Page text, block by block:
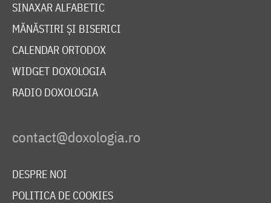
SINAXAR ALFABETIC
MĂNĂSTIRI ȘI BISERICI
CALENDAR ORTODOX
WIDGET DOXOLOGIA
RADIO DOXOLOGIA
DESPRE NOI
POLITICA DE COOKIES